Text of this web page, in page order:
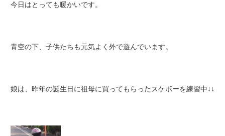
今日はとっても暖かいです。
青空の下、子供たちも元気よく外で遊んでいます。
娘は、昨年の誕生日に祖母に買ってもらったスケボーを練習中↓↓